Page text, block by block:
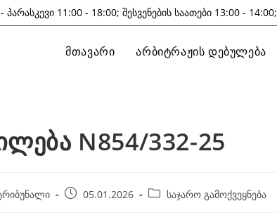
11:00 - 18:00; შესვენების საათები 13:00 - 14:00;
მთავარი არბიტრაჟის დებულება
N854/332-25
Post05.01.2026
Post საჯარო გამოქვეყნება